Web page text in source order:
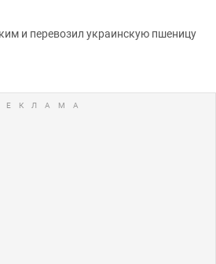
и перевозил украинскую пшеницу